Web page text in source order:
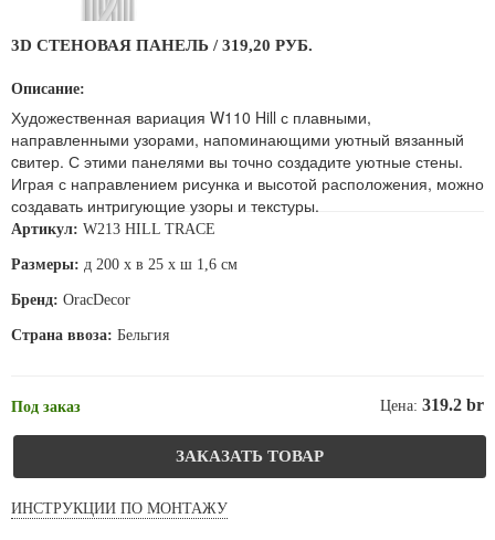
3D СТЕНОВАЯ ПАНЕЛЬ / 319,20 РУБ.
Описание:
Художественная вариация W110 Hill с плавными,
направленными узорами, напоминающими уютный вязанный
cвитер. С этими панелями вы точно создадите уютные стены.
Играя с направлением рисунка и высотой расположения, можно
создавать интригующие узоры и текстуры.
Артикул: W213 HILL TRACE
Размеры: д 200 x в 25 x ш 1,6 см
Бренд: OracDecor
Страна ввоза: Бельгия
Под заказ Цена: 319.2 br
ЗАКАЗАТЬ ТОВАР
ИНСТРУКЦИИ ПО МОНТАЖУ